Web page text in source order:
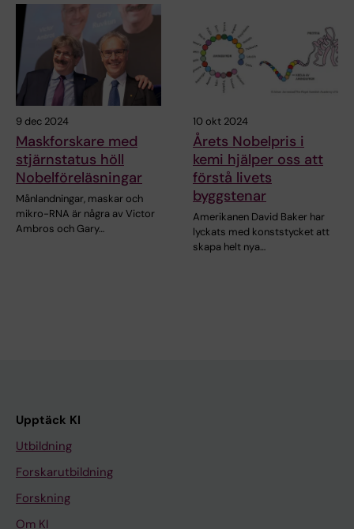
9 dec 2024
Maskforskare med
stjärnstatus höll
Nobelföreläsningar
Månlandningar, maskar och
mikro-RNA är några av Victor
Ambros och Gary…
10 okt 2024
Årets Nobelpris i
kemi hjälper oss att
förstå livets
byggstenar
Amerikanen David Baker har
lyckats med konststycket att
skapa helt nya…
Upptäck KI
Utbildning
Forskarutbildning
Forskning
Om KI